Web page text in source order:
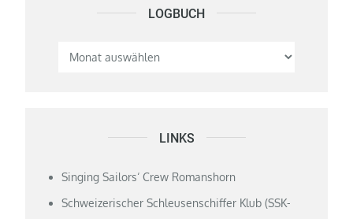
LOGBUCH Logbuch
LINKS
Singing Sailors‘ Crew Romanshorn
Schweizerischer Schleusenschiffer Klub (SSK-